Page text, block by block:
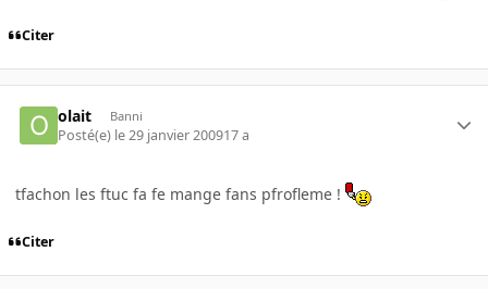
Citer
olait Banni
Posté(e) le 29 janvier 200917 a
tfachon les ftuc fa fe mange fans pfrofleme !
Citer